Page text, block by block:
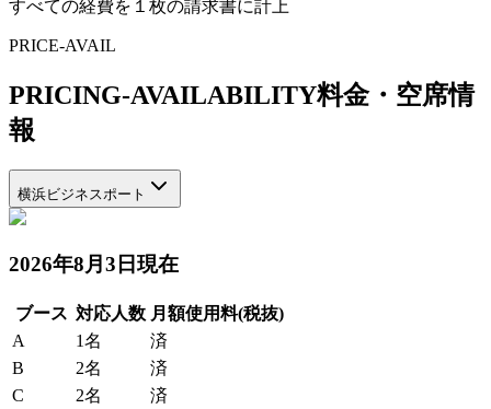
すべての経費を１枚の請求書に計上
PRICE-AVAIL
PRICING-AVAILABILITY料金・空席情
報
横浜ビジネスポート
2026年8月3日現在
ブース 対応人数 月額使用料(税抜)
A
1名
済
B
2名
済
C
2名
済